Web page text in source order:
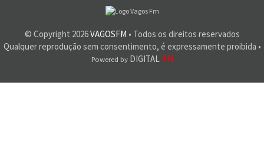
© Copyright 2026VAGOSFM • Todos os direitos reservados
Qualquer reprodução sem consentimento, é expressamente proibida •
Powered byDIGITAL RM